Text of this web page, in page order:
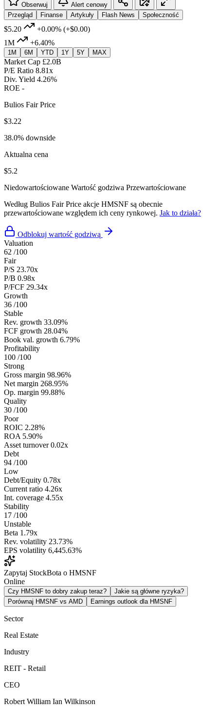
Obserwuj
Alert cenowy
Przegląd
Finanse Artykuły Flash News Społeczność
$5.20 +0.00% (+$0.00)
1M
+6.40%
1M 6M YTD 1Y 5Y MAX
Market Cap £2.0B
P/E Ratio 8.81x
Div. Yield 4.26%
ROE -
Bulios Fair Price
$3.22
38.0% downside
Aktualna cena
$5.2
Niedowartościowane Wartość godziwa Przewartościowane
Według Bulios Fair Price akcje HMSNF są obecnie
przewartościowane względem ich ceny rynkowej. Jak to działa?
Odblokuj wartość godziwą
Valuation
62 /100
Fair
P/S 23.70x
P/B 0.98x
P/FCF 29.34x
Growth
36 /100
Stable
Rev. growth 33.09%
FCF growth 28.04%
Book val. growth 6.79%
Profitability
100 /100
Strong
Gross margin 98.96%
Net margin 268.95%
Op. margin 99.88%
Quality
30 /100
Poor
ROIC 2.28%
ROA 5.90%
Asset turnover 0.02x
Debt
94 /100
Low
Debt/Equity 0.78x
Current ratio 4.26x
Int. coverage 4.55x
Stability
17 /100
Unstable
Beta 1.79x
Rev. volatility 23.73%
EPS volatility 6,445.63%
Zapytaj StockBota o HMSNF
Online
Czy HMSNF to dobry zakup teraz?
Jakie są główne ryzyka?
Porównaj HMSNF vs AMD
Earnings outlook dla HMSNF
Sector
Real Estate
Industry
REIT - Retail
CEO
Robert William Ian Wilkinson